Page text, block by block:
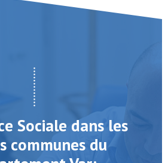
Sociale dans les
communes du